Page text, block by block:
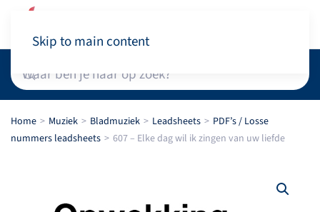
Skip to main content
Home Muziek Bladmuziek Leadsheets
PDF’s / Losse
nummers leadsheets
607 – Elke dag wil ik zingen van uw liefde